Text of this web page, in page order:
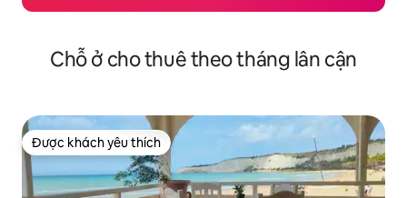
Chỗ ở cho thuê theo tháng lân cận
Được khách yêu thích
Được khách yêu thích